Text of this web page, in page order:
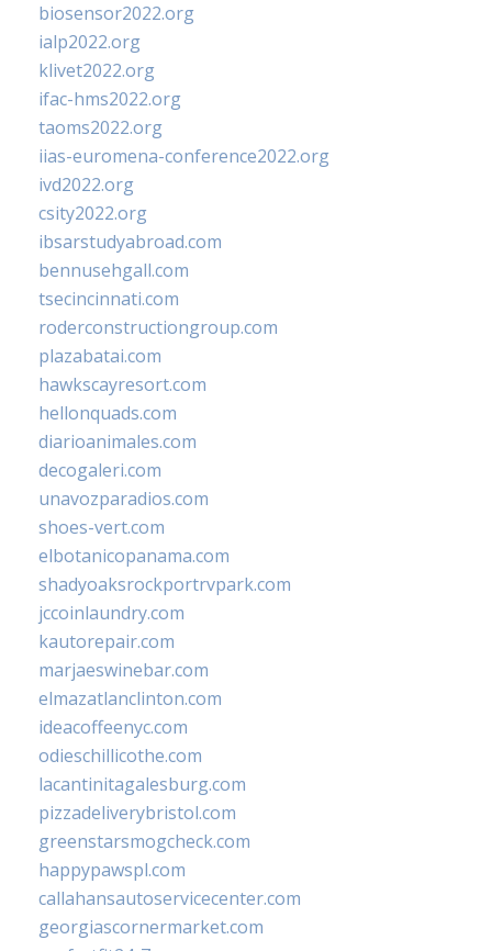
biosensor2022.org
ialp2022.org
klivet2022.org
ifac-hms2022.org
taoms2022.org
iias-euromena-conference2022.org
ivd2022.org
csity2022.org
ibsarstudyabroad.com
bennusehgall.com
tsecincinnati.com
roderconstructiongroup.com
plazabatai.com
hawkscayresort.com
hellonquads.com
diarioanimales.com
decogaleri.com
unavozparadios.com
shoes-vert.com
elbotanicopanama.com
shadyoaksrockportrvpark.com
jccoinlaundry.com
kautorepair.com
marjaeswinebar.com
elmazatlanclinton.com
ideacoffeenyc.com
odieschillicothe.com
lacantinitagalesburg.com
pizzadeliverybristol.com
greenstarsmogcheck.com
happypawspl.com
callahansautoservicecenter.com
georgiascornermarket.com